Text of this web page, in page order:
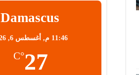
Damascus
11:46 م, أغسطس 6, 2026
27
°C